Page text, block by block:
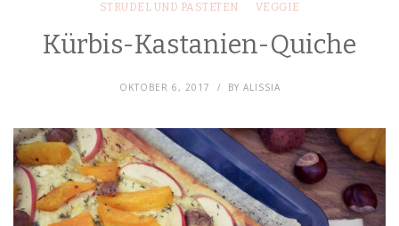
STRUDEL UND PASTETEN VEGGIE
Kürbis-Kastanien-Quiche
OKTOBER 6, 2017 BY ALISSIA